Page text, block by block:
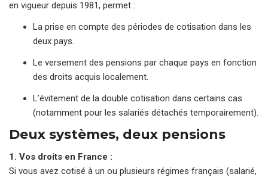
en vigueur depuis 1981, permet :
La prise en compte des périodes de cotisation dans les
deux pays.
Le versement des pensions par chaque pays en fonction
des droits acquis localement.
L’évitement de la double cotisation dans certains cas
(notamment pour les salariés détachés temporairement).
Deux systèmes, deux pensions
1. Vos droits en France :
Si vous avez cotisé à un ou plusieurs régimes français (salarié,